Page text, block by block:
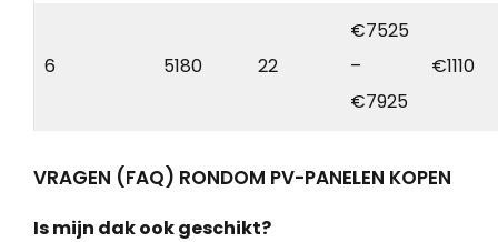
6 5180 22
€7525
–
€7925
€1110
VRAGEN (FAQ) RONDOM PV-PANELEN KOPEN
Is mijn dak ook geschikt?